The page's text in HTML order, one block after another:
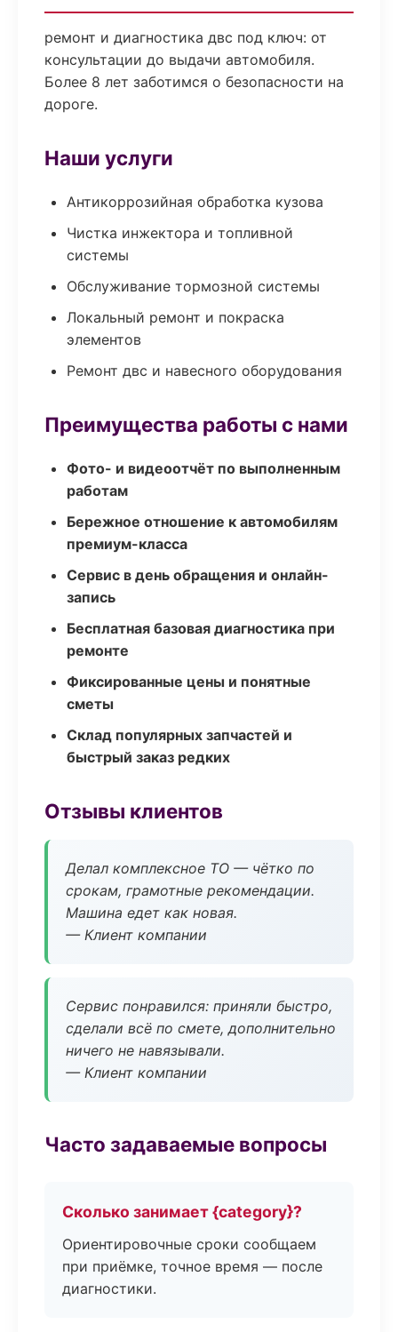
ремонт и диагностика двс под ключ: от
консультации до выдачи автомобиля.
Более 8 лет заботимся о безопасности на
дороге.
Наши услуги
Антикоррозийная обработка кузова
Чистка инжектора и топливной
системы
Обслуживание тормозной системы
Локальный ремонт и покраска
элементов
Ремонт двс и навесного оборудования
Преимущества работы с нами
Фото- и видеоотчёт по выполненным
работам
Бережное отношение к автомобилям
премиум-класса
Сервис в день обращения и онлайн-
запись
Бесплатная базовая диагностика при
ремонте
Фиксированные цены и понятные
сметы
Склад популярных запчастей и
быстрый заказ редких
Отзывы клиентов
Делал комплексное ТО — чётко по
срокам, грамотные рекомендации.
Машина едет как новая.
— Клиент компании
Сервис понравился: приняли быстро,
сделали всё по смете, дополнительно
ничего не навязывали.
— Клиент компании
Часто задаваемые вопросы
Сколько занимает {category}?
Ориентировочные сроки сообщаем
при приёмке, точное время — после
диагностики.